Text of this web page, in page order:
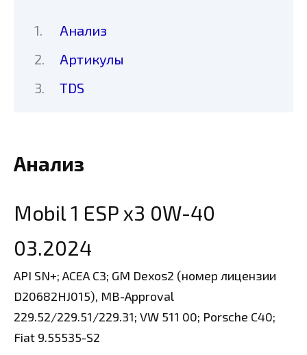
Анализ
Артикулы
TDS
Анализ
Mobil 1 ESP x3 0W-40
03.2024
API SN+; ACEA C3; GM Dexos2 (номер лицензии
D20682HJ015), MB-Approval
229.52/229.51/229.31; VW 511 00; Porsche C40;
Fiat 9.55535-S2